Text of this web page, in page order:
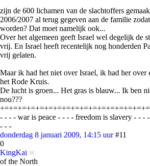
zijn de 600 lichamen van de slachtoffers
2006/2007 al terug gegeven aan de familie
worden? Dat moet namelijk ook...
Over het algemeen geeft Israel wel degelijk de
vrij. En Israel heeft recentelijk nog honderden
vrij gelaten.
Maar ik had het niet over Israel, ik had her over
het Rode Kruis.
De lucht is groen... Het gras is blauw... Ik ben
nou???
- - - - war is peace - - - - freedom is slavery - - -
- - -
donderdag 8 januari 2009, 14:15 uur #11
0
KingKai
of the North